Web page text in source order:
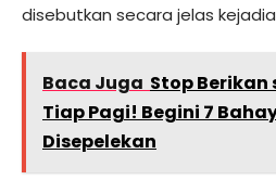
disebutkan secara jelas
Baca Juga Stop Berikan
Tiap Pagi! Begini 7
Disepelekan